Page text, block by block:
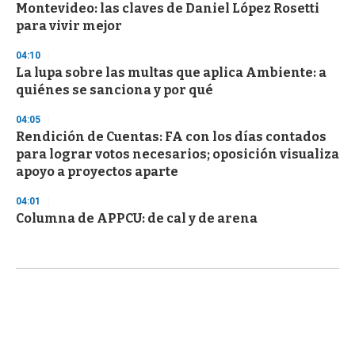
Montevideo: las claves de Daniel López Rosetti
para vivir mejor
04:10
La lupa sobre las multas que aplica Ambiente: a
quiénes se sanciona y por qué
04:05
Rendición de Cuentas: FA con los días contados
para lograr votos necesarios; oposición visualiza
apoyo a proyectos aparte
04:01
Columna de APPCU: de cal y de arena